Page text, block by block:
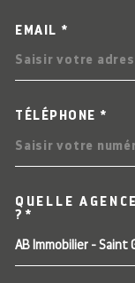
EMAIL *
TÉLÉPHONE *
QUELLE
?*
AB Immobilier - Saint